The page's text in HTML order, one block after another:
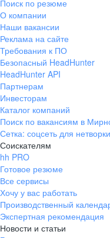
Поиск по резюме
О компании
Наши вакансии
Реклама на сайте
Требования к ПО
Безопасный HeadHunter
HeadHunter API
Партнерам
Инвесторам
Каталог компаний
Поиск по вакансиям в
Сетка: соцсеть для
Соискателям
hh PRO
Готовое резюме
Все сервисы
Хочу у вас работать
Производственный
Экспертная рекомендация
Новости и статьи